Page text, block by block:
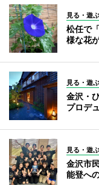
見る・遊ぶ
松任で
様な花
見る・遊ぶ
金沢・
プロデ
見る・遊ぶ
金沢市
能登へ